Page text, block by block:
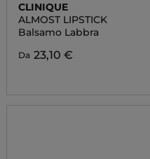
CLINIQUE
ALMOST LIPSTICK
Balsamo Labbra
Da 23,10 €